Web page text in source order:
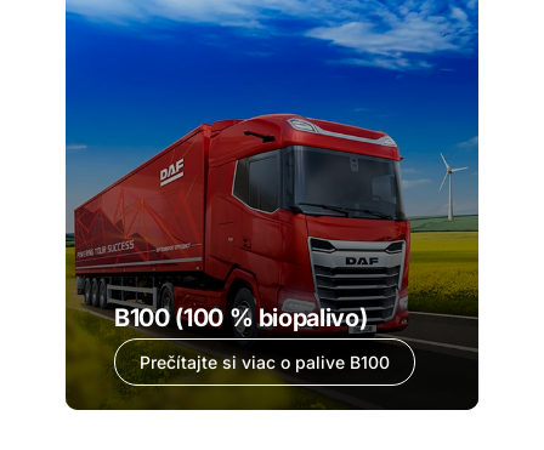
B100 (100 % biopalivo)
Prečítajte si viac o palive B100